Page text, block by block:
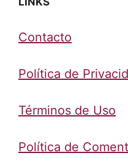
Contacto
Política de
Términos de Uso
Política de